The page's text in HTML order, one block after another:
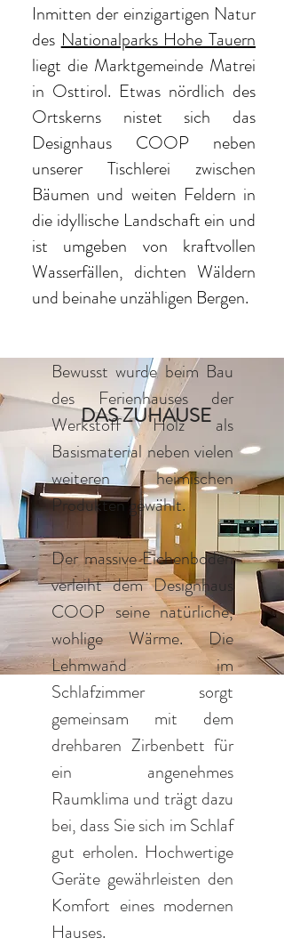
Inmitten der einzigartigen Natur
desNationalparks Hohe Tauern
liegt die Marktgemeinde Matrei
in Osttirol. Etwas nördlich des
Ortskerns nistet sich das
Designhaus COOP neben
unserer Tischlerei zwischen
Bäumen und weiten Feldern in
die idyllische Landschaft ein und
ist umgeben von kraftvollen
Wasserfällen, dichten Wäldern
und beinahe unzähligen Bergen.
DAS ZUHAUSE
Bewusst wurde beim Bau
des Ferienhauses der
Werkstoff Holz als
Basismaterial neben vielen
weiteren heimischen
Produkten gewählt.
Der massive Eichenboden
verleiht dem Designhaus
COOP seine natürliche,
wohlige Wärme. Die
Lehmwand im
Schlafzimmer sorgt
gemeinsam mit dem
drehbaren Zirbenbett für
ein angenehmes
Raumklima und trägt dazu
bei, dass Sie sich im Schlaf
gut erholen. Hochwertige
Geräte gewährleisten den
Komfort eines modernen
Hauses.